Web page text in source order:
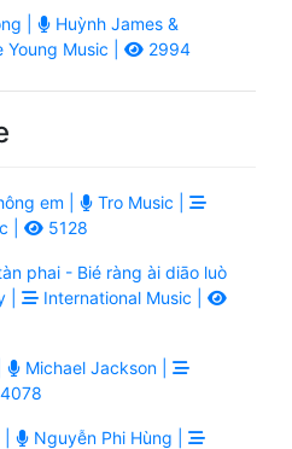
|
Huỳnh James &
Young Music | 2994
em |
Tro Music |
|
5128
phai - Bié ràng ài diāo luò
|
International Music |
Michael Jackson |
4078
Nguyễn Phi Hùng |